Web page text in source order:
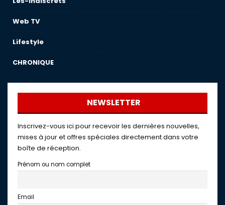
Web TV
Lifestyle
CHRONIQUE
NEWSLETTER
Inscrivez-vous ici pour recevoir les dernières nouvelles,
mises à jour et offres spéciales directement dans votre
boîte de réception.
Prénom ou nom complet
Email